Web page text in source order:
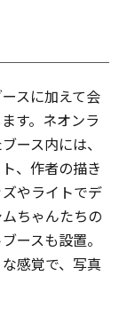
スに加えて会
す。ネオンラ
ース内には、
、作者の描き
やライトでデ
ちゃんたちの
ースも設置。
感覚で、写真